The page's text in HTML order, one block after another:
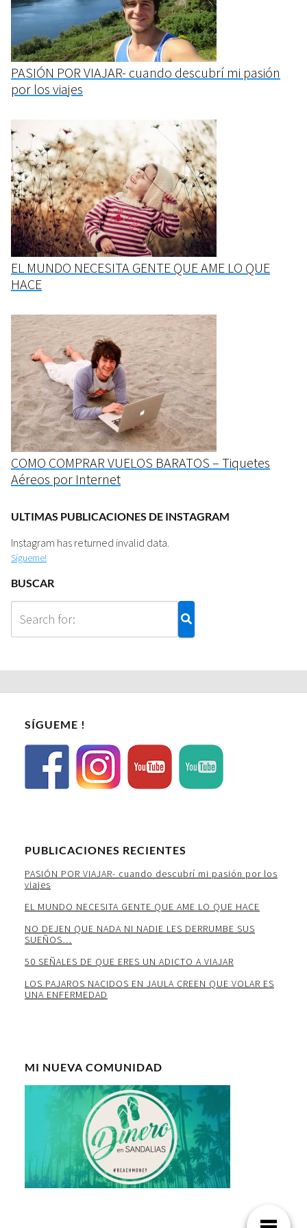
PASIÓN POR VIAJAR- cuando descubrí mi pasión
por los viajes
EL MUNDO NECESITA GENTE QUE AME LO QUE
HACE
COMO COMPRAR VUELOS BARATOS – Tiquetes
Aéreos por Internet
ULTIMAS PUBLICACIONES DE INSTAGRAM
Instagram has returned invalid data.
Sígueme!
BUSCAR
SÍGUEME !
PUBLICACIONES RECIENTES
PASIÓN POR VIAJAR- cuando descubrí mi pasión por los
viajes
EL MUNDO NECESITA GENTE QUE AME LO QUE HACE
NO DEJEN QUE NADA NI NADIE LES DERRUMBE SUS
SUEÑOS…
50 SEÑALES DE QUE ERES UN ADICTO A VIAJAR
LOS PAJAROS NACIDOS EN JAULA CREEN QUE VOLAR ES
UNA ENFERMEDAD
MI NUEVA COMUNIDAD